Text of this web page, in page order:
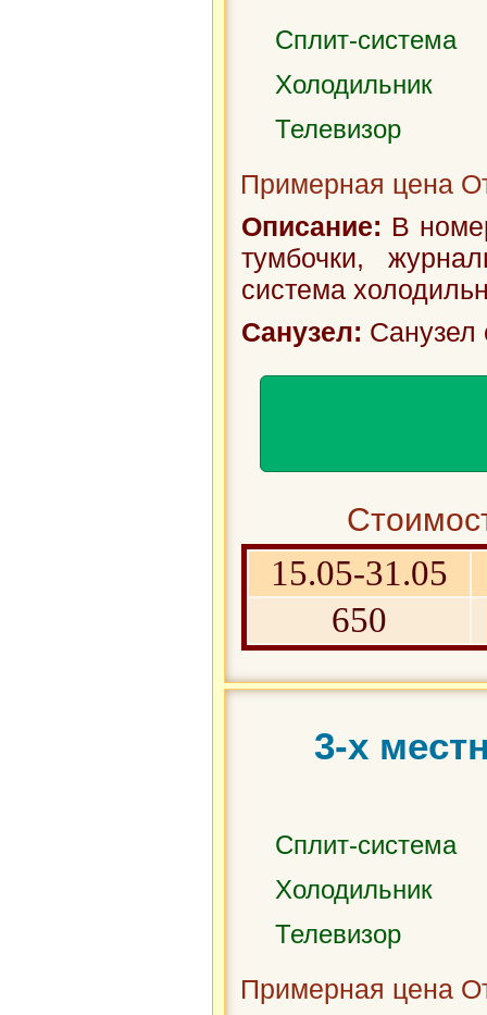
Сплит-система
Холодильник
Телевизор
Примерная цена
Описание: В
тумбочки,
система
Санузел:
15.05-31.05
650
3-х
Сплит-система
Холодильник
Телевизор
Примерная цена